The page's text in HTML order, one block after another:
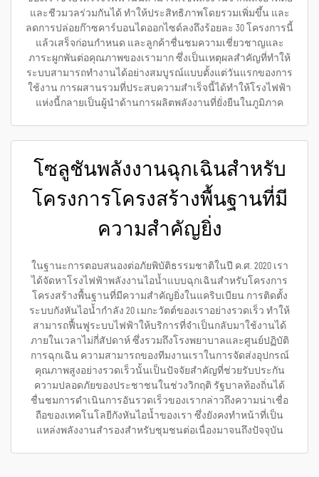
และชีวมวลร่วมกันได้ ทำให้ประสิทธิภาพโดยรวมเพิ่มขึ้น และ
ลดการปล่อยก๊าซคาร์บอนไดออกไซด์ลงถึงร้อยละ 30 โครงการนี้
แล้วเสร็จก่อนกำหนด และลูกค้าชื่นชมความเชี่ยวชาญและ
ภาระผูกพันต่อคุณภาพของเรามาก ซึ่งเป็นเหตุผลสำคัญที่ทำให้
ระบบสามารถทำงานได้อย่างสมบูรณ์แบบตั้งแต่วันแรกของการ
ใช้งาน การผสานรวมที่ประสบความสำเร็จนี้ได้ทำให้โรงไฟฟ้า
แห่งนี้กลายเป็นผู้นำด้านการผลิตพลังงานที่ยั่งยืนในภูมิภาค
โซลูชันพลังงานฉุกเฉินสำหรับ
โครงการโครงสร้างพื้นฐานที่มี
ความสำคัญยิ่ง
ในฐานะการตอบสนองต่อภัยพิบัติธรรมชาติในปี ค.ศ. 2020 เรา
ได้จัดหาโรงไฟฟ้าพลังงานไอน้ำแบบฉุกเฉินสำหรับโครงการ
โครงสร้างพื้นฐานที่มีความสำคัญยิ่งในแคริบเบียน การติดตั้ง
ระบบกังหันไอน้ำกำลัง 20 เมกะวัตต์ของเราอย่างรวดเร็ว ทำให้
สามารถฟื้นฟูระบบไฟฟ้าให้บริการที่จำเป็นกลับมาใช้งานได้
ภายในเวลาไม่กี่สัปดาห์ ซึ่งรวมถึงโรงพยาบาลและศูนย์ปฏิบัติ
การฉุกเฉิน ความสามารถของทีมงานเราในการจัดส่งอุปกรณ์
คุณภาพสูงอย่างรวดเร็วนั้นเป็นปัจจัยสำคัญที่ช่วยรับประกัน
ความปลอดภัยของประชาชนในช่วงวิกฤติ รัฐบาลท้องถิ่นได้
ชื่นชมการดำเนินการอันรวดเร็วของเรากล่าวถึงความน่าเชื่อ
ถือของเทคโนโลยีกังหันไอน้ำของเรา ซึ่งยังคงทำหน้าที่เป็น
แหล่งพลังงานสำรองสำหรับชุมชนต่อเนื่องมาจนถึงปัจจุบัน